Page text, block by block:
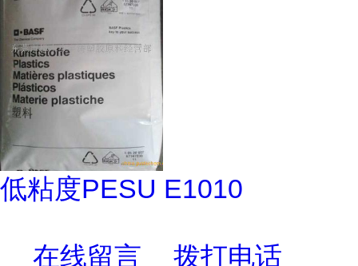
低粘度PESU E1010
在线留言 拨打电话